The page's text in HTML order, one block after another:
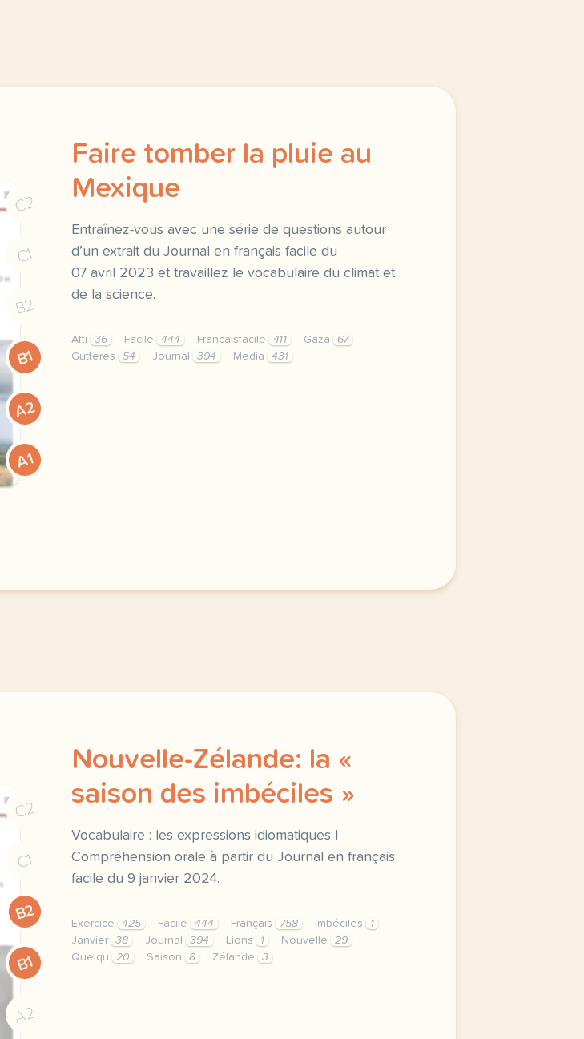
C2
C1
B2
B1
A2
A1
Faire tomber la pluie au
Mexique
Entraînez-vous avec une série de questions autour
d’un extrait du Journal en français facile du
07 avril 2023 et travaillez le vocabulaire du climat et
de la science.
Afti 36 Facile 444 Francaisfacile 411 Gaza
67
Gutteres
54 Journal 394 Media 431
C2
C1
B2
B1
A2
Nouvelle-Zélande: la «
saison des imbéciles »
Vocabulaire : les expressions idiomatiques |
Compréhension orale à partir du Journal en français
facile du 9 janvier 2024.
Exercice 425 Facile 444 Français 758 Imbéciles
1
Janvier
38 Journal 394 Lions 1 Nouvelle
29
Quelqu
20 Saison 8 Zélande 3